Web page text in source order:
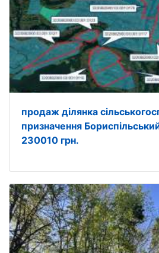
продаж ділянка
призначення
230010 грн.